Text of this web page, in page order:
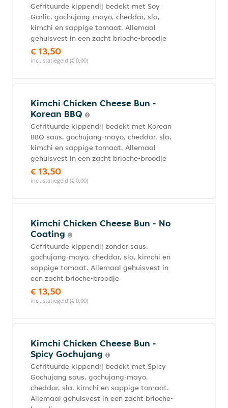
Gefrituurde kippendij bedekt met Soy
Garlic, gochujang-mayo, cheddar, sla,
kimchi en sappige tomaat. Allemaal
gehuisvest in een zacht brioche-broodje
€ 13,50
incl. statiegeld (€ 0,00)
Kimchi Chicken Cheese Bun -
Korean BBQ
Gefrituurde kippendij bedekt met Korean
BBQ saus, gochujang-mayo, cheddar, sla,
kimchi en sappige tomaat. Allemaal
gehuisvest in een zacht brioche-broodje
€ 13,50
incl. statiegeld (€ 0,00)
Kimchi Chicken Cheese Bun - No
Coating
Gefrituurde kippendij zonder saus,
gochujang-mayo, cheddar, sla, kimchi en
sappige tomaat. Allemaal gehuisvest in
een zacht brioche-broodje
€ 13,50
incl. statiegeld (€ 0,00)
Kimchi Chicken Cheese Bun -
Spicy Gochujang
Gefrituurde kippendij bedekt met Spicy
Gochujang saus, gochujang-mayo,
cheddar, sla, kimchi en sappige tomaat.
Allemaal gehuisvest in een zacht brioche-